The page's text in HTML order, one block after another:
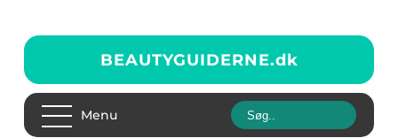
BEAUTYGUIDERNE.dk
Menu